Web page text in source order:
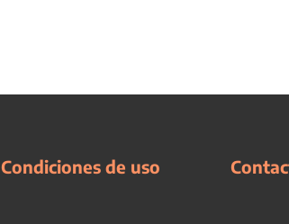
Condiciones de uso